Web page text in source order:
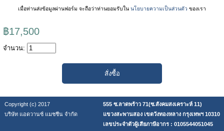
เมื่อท่านส่งข้อมูลผ่านฟอร์ม จะถือว่าท่านยอมรับในนโยบายความเป็นส่วนตัว ของเรา
฿17,500
จำนวน:
Copyright (c) 2017
555 ซ.ลาดพร้าว 71(ซ.สังคมสงเคราะห์ 11)
บริษัท แอดวานซ์ แมชชีน จำกัด
แขวงสะพานสอง เขตวังทองหลาง กรุงเทพฯ 10310
เลขประจำตัวผู้เสียภาษีอากร : 0105544051045